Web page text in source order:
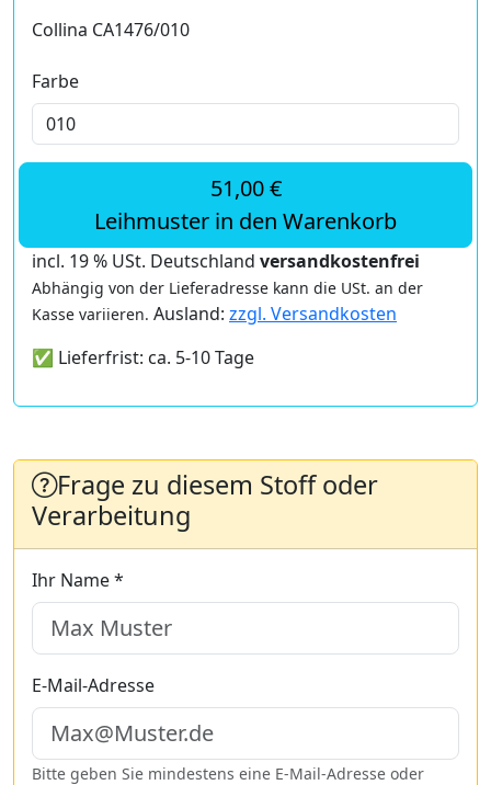
Collina CA1476/010
Farbe
51,00 €
Leihmuster in den Warenkorb
incl. 19 % USt. Deutschland versandkostenfrei
Abhängig von der Lieferadresse kann die USt. an der
Kasse variieren. Ausland: zzgl. Versandkosten
✅ Lieferfrist: ca. 5-10 Tage
Frage zu diesem Stoff oder
Verarbeitung
Ihr Name *
E-Mail-Adresse
Bitte geben Sie mindestens eine E-Mail-Adresse oder